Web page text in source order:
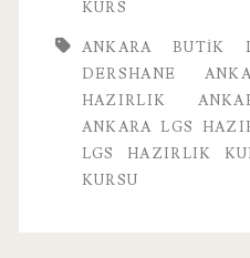
KURS
ANKARA BUTIK
DERSHANE
HAZIRLIK
ANKARA LGS
LGS HAZIRLIK
KURSU